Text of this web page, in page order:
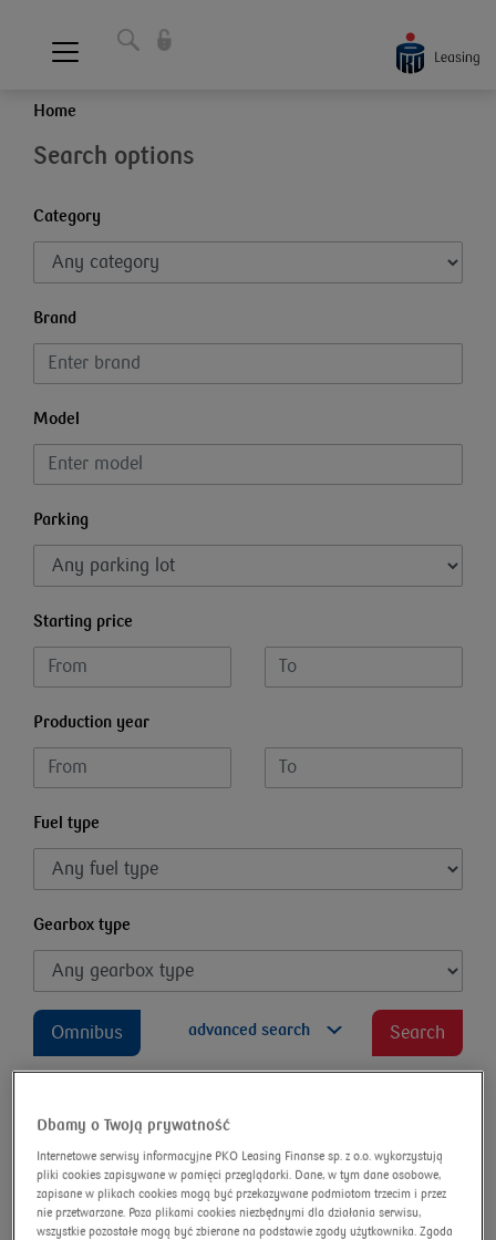
Home
Search options
Category
Brand
Model
Parking
Starting price
Production year
Fuel type
Gearbox type
Omnibus advanced search Search
Mercedes-benz Vito BlueTEC
E6d 3.1t Tourer PRO
Auction number: 12504/AU/2025
Dbamy o Twoją prywatność
Internetowe serwisy informacyjne PKO Leasing Finanse sp. z o.o. wykorzystują
pliki cookies zapisywane w pamięci przeglądarki. Dane, w tym dane osobowe,
zapisane w plikach cookies mogą być przekazywane podmiotom trzecim i przez
nie przetwarzane. Poza plikami cookies niezbędnymi dla działania serwisu,
wszystkie pozostałe mogą być zbierane na podstawie zgody użytkownika. Zgoda